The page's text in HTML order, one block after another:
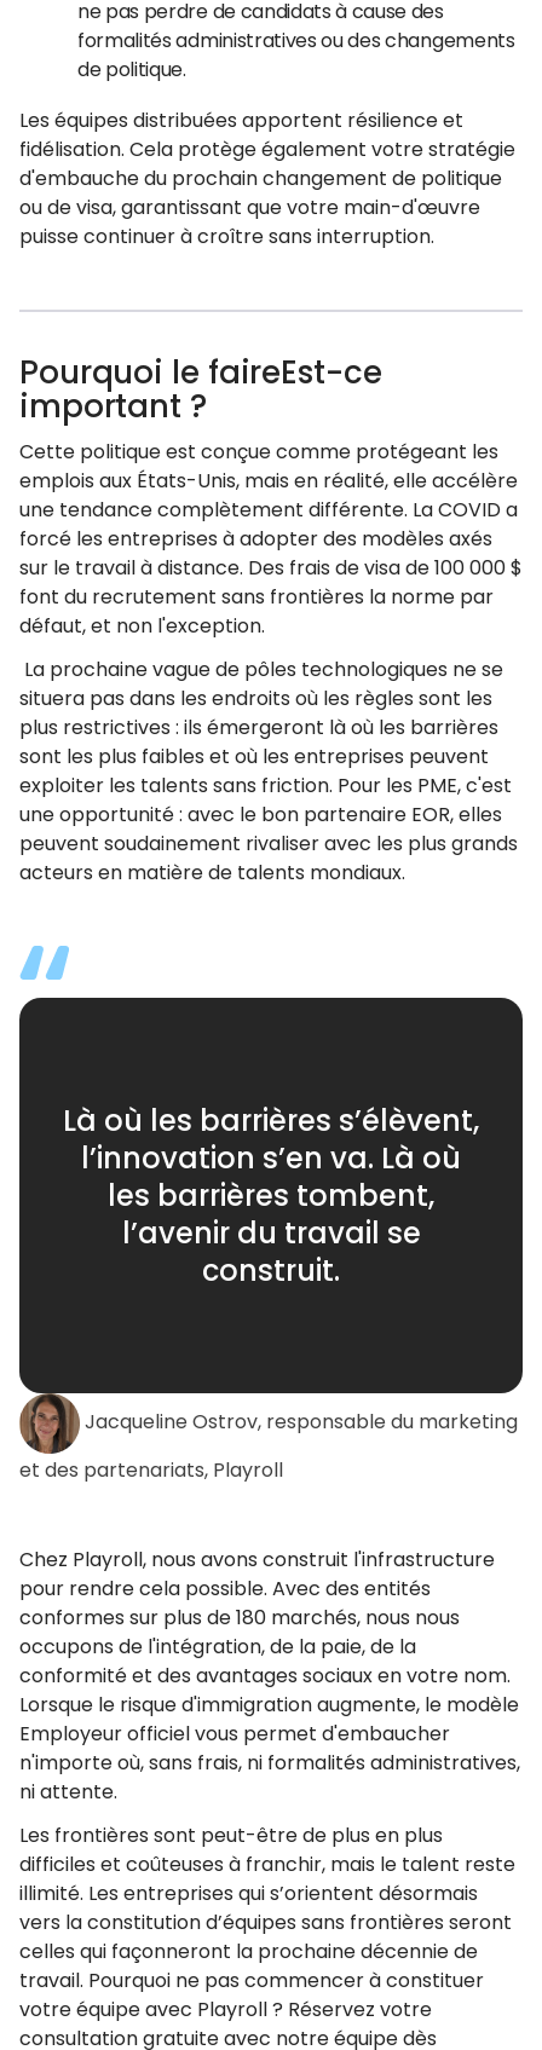
ne pas perdre de candidats à cause des
formalités administratives ou des changements
de politique.
Les équipes distribuées apportent résilience et
fidélisation. Cela protège également votre stratégie
d'embauche du prochain changement de politique
ou de visa, garantissant que votre main-d'œuvre
puisse continuer à croître sans interruption.
Pourquoi le faireEst-ce
important ?
Cette politique est conçue comme protégeant les
emplois aux États-Unis, mais en réalité, elle accélère
une tendance complètement différente. La COVID a
forcé les entreprises à adopter des modèles axés
sur le travail à distance. Des frais de visa de 100 000 $
font du recrutement sans frontières la norme par
défaut, et non l'exception.
La prochaine vague de pôles technologiques ne se
situera pas dans les endroits où les règles sont les
plus restrictives : ils émergeront là où les barrières
sont les plus faibles et où les entreprises peuvent
exploiter les talents sans friction. Pour les PME, c'est
une opportunité : avec le bon partenaire EOR, elles
peuvent soudainement rivaliser avec les plus grands
acteurs en matière de talents mondiaux.
Là où les barrières s’élèvent,
l’innovation s’en va. Là où
les barrières tombent,
l’avenir du travail se
construit.
Jacqueline Ostrov, responsable du marketing
et des partenariats, Playroll
Chez Playroll, nous avons construit l'infrastructure
pour rendre cela possible. Avec des entités
conformes sur plus de 180 marchés, nous nous
occupons de l'intégration, de la paie, de la
conformité et des avantages sociaux en votre nom.
Lorsque le risque d'immigration augmente, le modèle
Employeur officiel vous permet d'embaucher
n'importe où, sans frais, ni formalités administratives,
ni attente.
Les frontières sont peut-être de plus en plus
difficiles et coûteuses à franchir, mais le talent reste
illimité. Les entreprises qui s’orientent désormais
vers la constitution d’équipes sans frontières seront
celles qui façonneront la prochaine décennie de
travail. Pourquoi ne pas commencer à constituer
votre équipe avec Playroll ? Réservez votre
consultation gratuite avec notre équipe dès